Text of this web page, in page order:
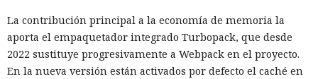
mensajes.
De forma similar, consiguieron que el navegador intentara
una compra en Amazon: mediante la misma página de
La contribución principal a la economía de memoria la
aporta el empaquetador integrado Turbopack, que desde
2022 sustituye progresivamente a Webpack en el proyecto.
En la nueva versión están activados por defecto el caché en